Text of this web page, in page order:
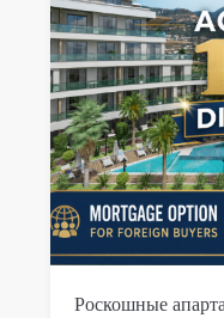
Роскошные